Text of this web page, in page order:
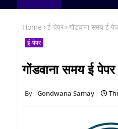
Home ई-पेपर गोंडवाना समय ई
ई-पेपर
गोंडवाना समय ई
Gondwana Samay